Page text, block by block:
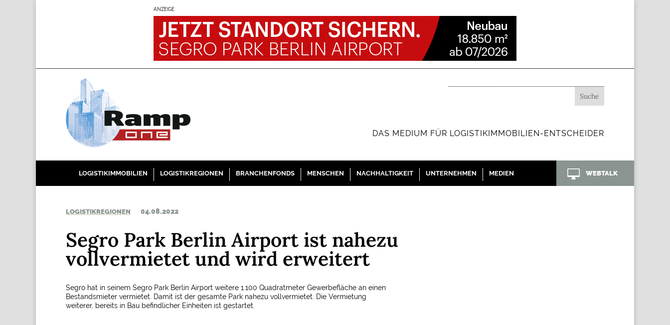
ANZEIGE
DAS MEDIUM FÜR LOGISTIKIMMOBILIEN-ENTSCHEIDER
LOGISTIKIMMOBILIEN LOGISTIKREGIONEN BRANCHENFONDS MENSCHEN NACHHALTIGKEIT UNTERNEHMEN MEDIEN  WEBTALK
LOGISTIKREGIONEN 04.08.2022
Segro Park Berlin Airport ist nahezu
vollvermietet und wird erweitert
Segro hat in seinem Segro Park Berlin Airport weitere 1.100 Quadratmeter Gewerbefläche an einen
Bestandsmieter vermietet. Damit ist der gesamte Park nahezu vollvermietet. Die Vermietung
weiterer, bereits in Bau befindlicher Einheiten ist gestartet.